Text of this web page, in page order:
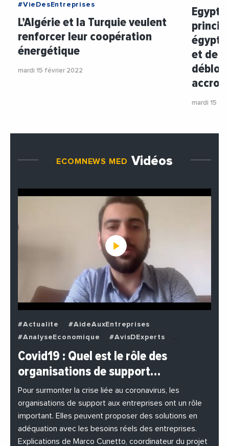
#VieDesEntreprises
L’Algérie et la Turquie veulent
renforcer leur coopération
énergétique
mardi 15 février 2022
et de
mardi 15
ECOMNEWS MED Vidéos
#Actualite
#AideAuxEntreprises
#AnalyseEconomique
#AvisDExperts
#BuzzNews
#Decideurs
#EchangesMediterraneens
#Economie
#EnDirectDe
#Entreprises
#Institutions
#PhotosEtVideos
Covid19 : Quel est le rôle des
organisations de support…
Pour surmonter la crise liée au coronavirus, les
organisations de support aux entreprises ont un rôle
important. Elles peuvent proposer des solutions en
adéquation avec les besoins réels des entreprises.
Explications de Marco Cunetto, coordinateur du projet